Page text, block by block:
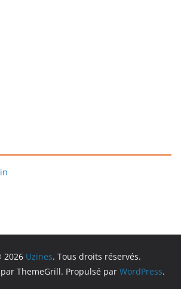
2026 Uzines. Tous droits réservés.
ThemeGrill. Propulsé par WordPress.